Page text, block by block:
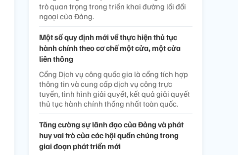
trò quan trọng trong triển khai đường lối đối
ngoại của Đảng.
Một số quy định mới về thực hiện thủ tục
hành chính theo cơ chế một cửa, một cửa
liên thông
Cổng Dịch vụ công quốc gia là cổng tích hợp
thông tin và cung cấp dịch vụ công trực
tuyến, tình hình giải quyết, kết quả giải quyết
thủ tục hành chính thống nhất toàn quốc.
Tăng cường sự lãnh đạo của Đảng và phát
huy vai trò của các hội quần chúng trong
giai đoạn phát triển mới